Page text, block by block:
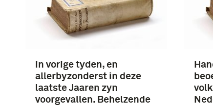
in vorige tyden, en
allerbyzonderst in deze
laatste Jaaren zyn
voorgevallen. Behelzende